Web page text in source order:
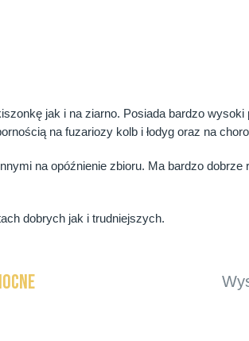
jak i na ziarno. Posiada bardzo
na fuzariozy kolb i łodyg oraz na
na opóźnienie zbioru. Ma bardzo
dobrych jak i trudniejszych.